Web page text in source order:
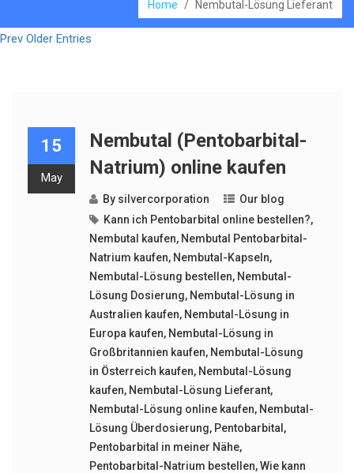
Home / Nembutal-Lösung Lieferant
Prev Older Entries
15
May
Nembutal (Pentobarbital-
Natrium) online kaufen
By silvercorporation
Our blog
Kann ich Pentobarbital online bestellen?,
Nembutal kaufen, Nembutal Pentobarbital-
Natrium kaufen, Nembutal-Kapseln,
Nembutal-Lösung bestellen, Nembutal-
Lösung Dosierung, Nembutal-Lösung in
Australien kaufen, Nembutal-Lösung in
Europa kaufen, Nembutal-Lösung in
Großbritannien kaufen, Nembutal-Lösung
in Österreich kaufen, Nembutal-Lösung
kaufen, Nembutal-Lösung Lieferant,
Nembutal-Lösung online kaufen, Nembutal-
Lösung Überdosierung, Pentobarbital ,
Pentobarbital in meiner Nähe,
Pentobarbital-Natrium bestellen,Wie kann